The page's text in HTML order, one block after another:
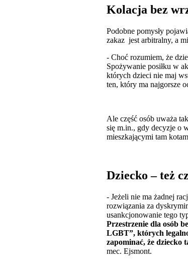
Kolacja bez
Podobne pomysły
zakaz jest arbitralny, a
- Choć rozumiem, że
Spożywanie posiłku w
których dzieci nie maj
ten, który ma najgorsze
Ale część osób uważa
się m.in., gdy decyzje o
mieszkającymi tam
Dziecko – też
- Jeżeli nie ma żadnej
rozwiązania za
usankcjonowanie tego
Przestrzenie dla osób
LGBT”, których
zapominać, że dziecko
mec. Ejsmont.